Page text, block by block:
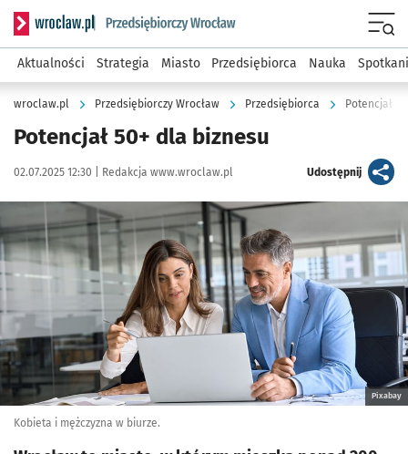
Serwis informacyjny wroclaw.pl podserwis: Strategia
Aktualności Strategia Miasto Przedsiębiorca Nauka
wroclaw.pl Przedsiębiorczy Wrocław Przedsiębiorca Potencjał
Potencjał 50+ dla biznesu
Data publikacji:
02.07.2025 12:30 | Autor:
Redakcja www.wroclaw.pl Udostępnijartykuł
Kliknij, aby powiększyć
Pixabay
Kobieta i mężczyzna w biurze.